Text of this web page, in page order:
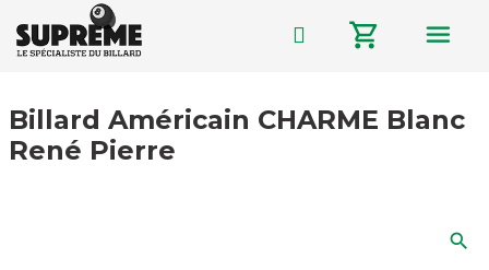
shopping_cart menu
Billard Américain CHARME Blanc
René Pierre
search